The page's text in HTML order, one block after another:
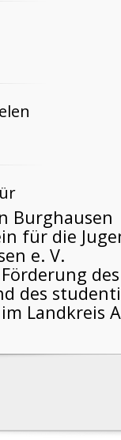
Burghausen
für die
e. V.
des
Landkreis